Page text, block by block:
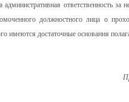
ответственность за
должностного лица о
имеются достаточные основания